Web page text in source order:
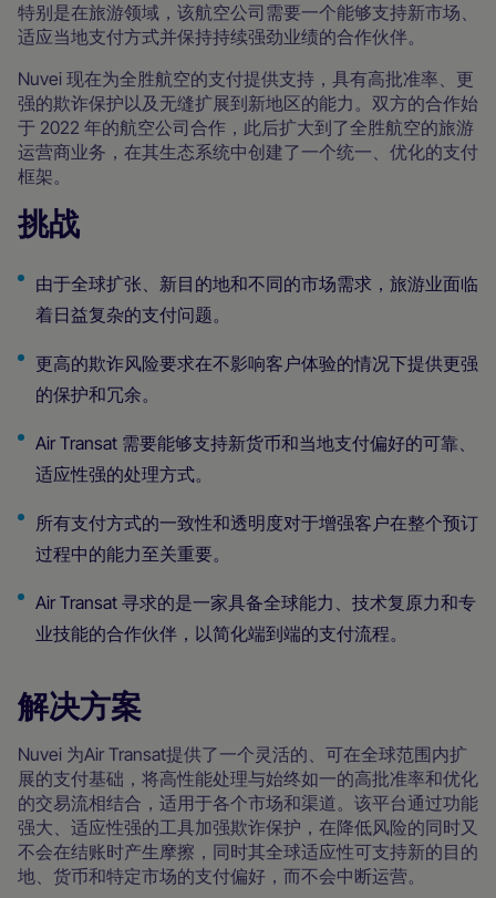
特别是在旅游领域，该航空公司需要一个能够支持新市场、
适应当地支付方式并保持持续强劲业绩的合作伙伴。
Nuvei 现在为全胜航空的支付提供支持，具有高批准率、更
强的欺诈保护以及无缝扩展到新地区的能力。双方的合作始
于 2022 年的航空公司合作，此后扩大到了全胜航空的旅游
运营商业务，在其生态系统中创建了一个统一、优化的支付
框架。
挑战
由于全球扩张、新目的地和不同的市场需求，旅游业面临
着日益复杂的支付问题。
更高的欺诈风险要求在不影响客户体验的情况下提供更强
的保护和冗余。
Air Transat 需要能够支持新货币和当地支付偏好的可靠、
适应性强的处理方式。
所有支付方式的一致性和透明度对于增强客户在整个预订
过程中的能力至关重要。
Air Transat 寻求的是一家具备全球能力、技术复原力和专
业技能的合作伙伴，以简化端到端的支付流程。
解决方案
Nuvei 为Air Transat提供了一个灵活的、可在全球范围内扩
展的支付基础，将高性能处理与始终如一的高批准率和优化
的交易流相结合，适用于各个市场和渠道。该平台通过功能
强大、适应性强的工具加强欺诈保护，在降低风险的同时又
不会在结账时产生摩擦，同时其全球适应性可支持新的目的
地、货币和特定市场的支付偏好，而不会中断运营。